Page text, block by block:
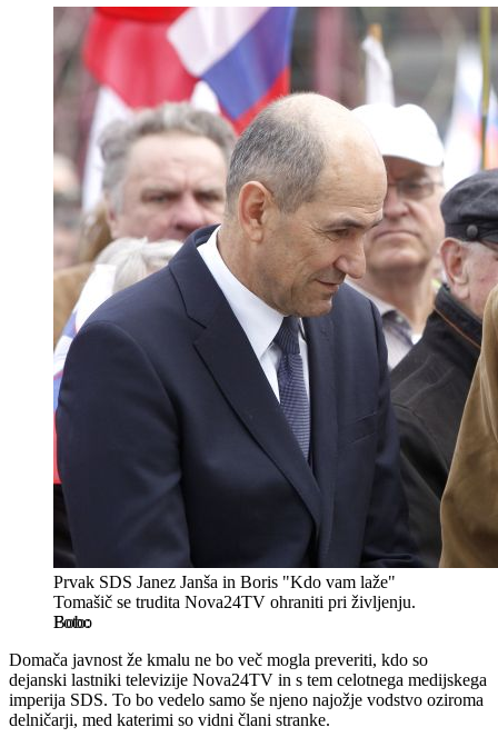
Prvak SDS Janez Janša in Boris "Kdo vam laže"
Tomašič se trudita Nova24TV ohraniti pri življenju.
Bobo
Domača javnost že kmalu ne bo več mogla preveriti, kdo so
dejanski lastniki televizije Nova24TV in s tem celotnega medijskega
imperija SDS. To bo vedelo samo še njeno najožje vodstvo oziroma
delničarji, med katerimi so vidni člani stranke.